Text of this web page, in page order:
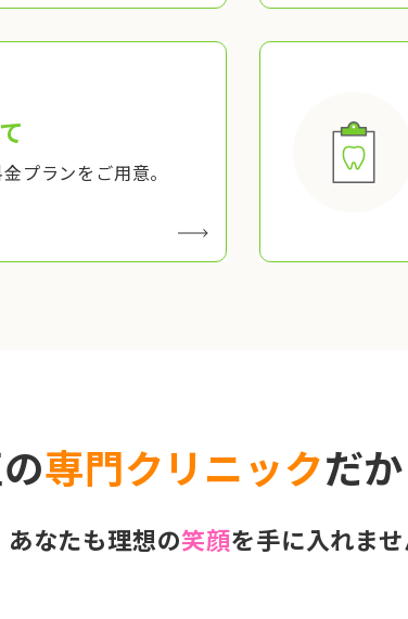
プランをご用意。
専門クリニックだ
あなたも理想の笑顔を手に入れませ